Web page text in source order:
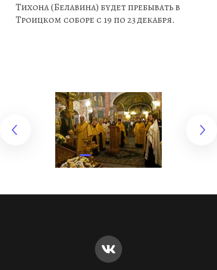
Тихона (Белавина) будет пребывать в
Троицком соборе с 19 по 23 декабря.